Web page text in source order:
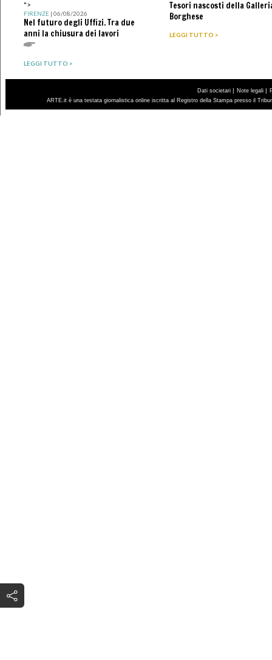
">
FIRENZE| 06/08/2026
Nel futuro degli Uffizi. Tra due
anni la chiusura dei lavori
LEGGI TUTTO >
Tesori nascosti della
Borghese
LEGGI TUTTO >
Dati societari Note legali
ARTE.it è una testata giornalistica online iscritta al Registro della Stampa presso il